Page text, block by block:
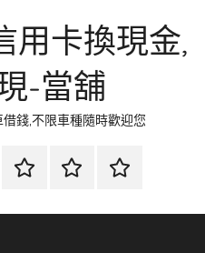
用卡換現金,
-當舖
錢,不限車種隨時歡迎您
流
時
環
清
聯
徵